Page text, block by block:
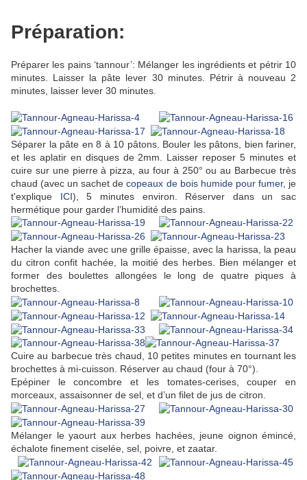
Préparation:
Préparer les pains ‘tannour’: Mélanger les ingrédients et pétrir 10
minutes. Laisser la pâte lever 30 minutes. Pétrir à nouveau 2
minutes, laisser lever 30 minutes.
Séparer la pâte en 8 à 10 pâtons. Bouler les pâtons, bien fariner,
et les aplatir en disques de 2mm. Laisser reposer 5 minutes et
cuire sur une pierre à pizza, au four à 250° ou au Barbecue très
chaud (avec un sachet decopeaux de bois humide pour fumer, je
t'explique ICI), 5 minutes environ. Réserver dans un sac
hermétique pour garder l’humidité des pains.
Hacher la viande avec une grille épaisse, avec la harissa, la peau
du citron confit hachée, la moitié des herbes. Bien mélanger et
former des boulettes allongées le long de quatre piques à
brochettes.
Cuire au barbecue très chaud, 10 petites minutes en tournant les
brochettes à mi-cuisson. Réserver au chaud (four à 70°).
Epépiner le concombre et les tomates-cerises, couper en
morceaux, assaisonner de sel, et d’un filet de jus de citron.
Mélanger le yaourt aux herbes hachées, jeune oignon émincé,
échalote finement ciselée, sel, poivre, et zaatar.